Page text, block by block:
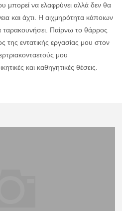
μπορεί να ελαφρύνει αλλά δεν θα
και άχτι. Η αιχμηρότητα κάποιων
ταρακουνήσει. Παίρνω το θάρρος
της εντατικής εργασίας μου στον
μου
και καθηγητικές θέσεις.